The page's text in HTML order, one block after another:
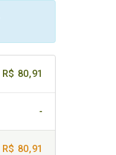
R$ 80,91
-
R$ 80,91